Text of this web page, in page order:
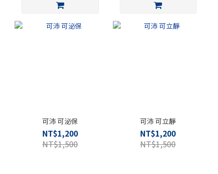
可沛 可泌保
NT$1,200
NT$1,500
可沛 可立靜
NT$1,200
NT$1,500